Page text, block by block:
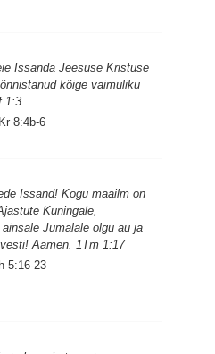
Issanda Jeesuse Kristuse
kõige vaimuliku
1:3
8:4b-6
Issand! Kogu maailm on
Kuningale,
Jumalale olgu au ja
Aamen. 1Tm 1:17
5:16-23